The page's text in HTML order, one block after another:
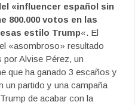
«influencer español sin
800.000 votos en las
estilo Trump«. El
«asombroso» resultado
por Alvise Pérez, un
que ha ganado 3 escaños y
un partido y una campaña
de acabar con la